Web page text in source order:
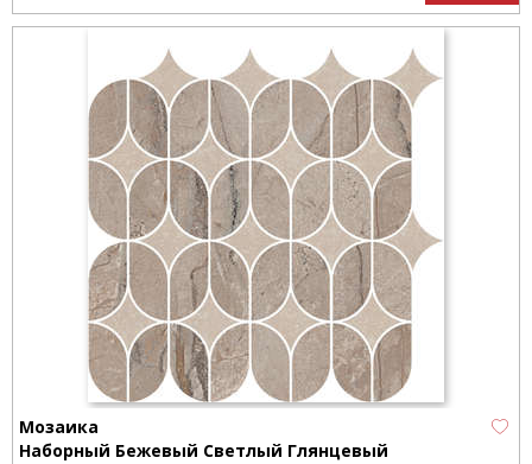
Мозаика
Наборный Бежевый Светлый Глянцевый